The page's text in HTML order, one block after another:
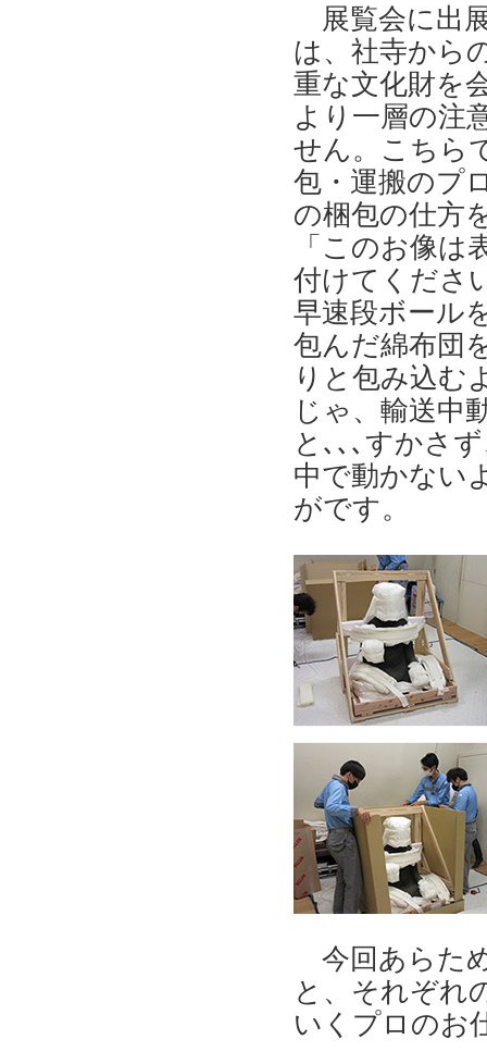
展覧会に出
は、社寺から
重な文化財を
より一層の注
せん。こちら
包・運搬のプ
の梱包の仕方
「このお像
付けてくださ
早速段ボール
包んだ綿布団
りと包み込む
じゃ、輸送中
と､､､すかさ
中で動かない
がです。
今回あらた
と、それぞれ
いくプロのお